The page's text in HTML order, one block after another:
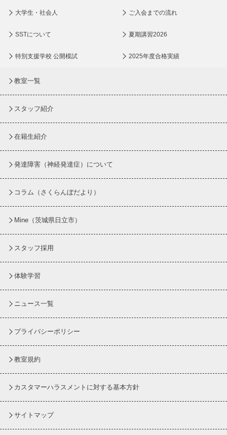
大学生・社会人 ご入会までの流れ
SSTについて 夏期講習2026
特別支援学校 公開模試 2025年度合格実績
教室一覧
スタッフ紹介
在籍生紹介
発達障害（神経発達症）について
コラム （さくらんぼだより）
Mine（茨城県日立市）
スタッフ採用
体験学習
ニュース一覧
プライバシーポリシー
教室規約
カスタマーハラスメントに対する基本方針
サイトマップ